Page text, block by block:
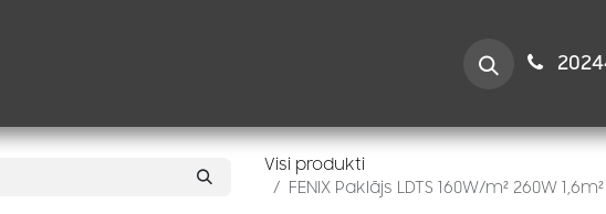
Speciālistiem
Visi produkti
FENIX Paklājs LDTS 160W/m² 260W